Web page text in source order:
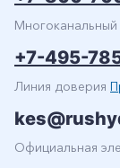
+7-495-
Линия доверия
Официальная